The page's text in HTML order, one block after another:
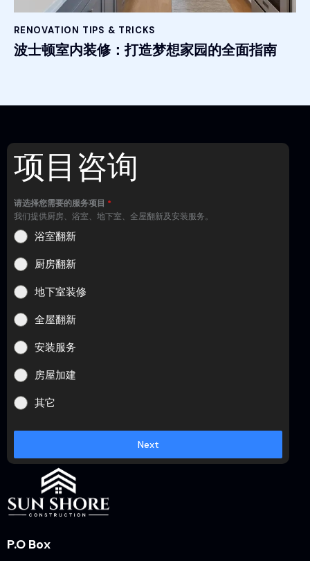
RENOVATION TIPS & TRICKS
波士顿室内装修：打造梦想家园的全面指南
项目咨询
请选择您需要的服务项目 *
我们提供厨房、浴室、地下室、全屋翻新及安装服务。
浴室翻新
厨房翻新
地下室装修
全屋翻新
安装服务
房屋加建
其它
Next
P.O Box